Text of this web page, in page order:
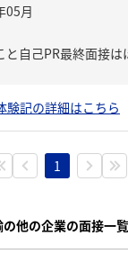
と自己PR最終面接
験記の詳細はこちら
1
他の企業の面接一